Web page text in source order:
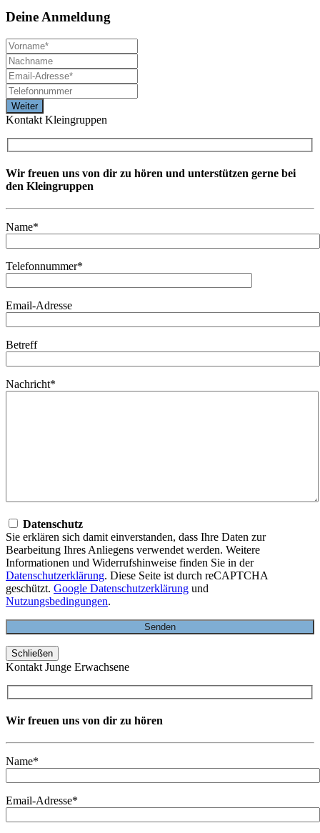
Deine Anmeldung
Kontakt Kleingruppen
Wir freuen uns von dir zu hören und unterstützen gerne bei
den Kleingruppen
Name*
Telefonnummer*
Email-Adresse
Betreff
Nachricht*
Datenschutz
Sie erklären sich damit einverstanden, dass Ihre Daten zur
Bearbeitung Ihres Anliegens verwendet werden. Weitere
Informationen und Widerrufshinweise finden Sie in der
Datenschutzerklärung. Diese Seite ist durch reCAPTCHA
geschützt. Google Datenschutzerklärung und
Nutzungsbedingungen.
Schließen
Kontakt Junge Erwachsene
Wir freuen uns von dir zu hören
Name*
Email-Adresse*